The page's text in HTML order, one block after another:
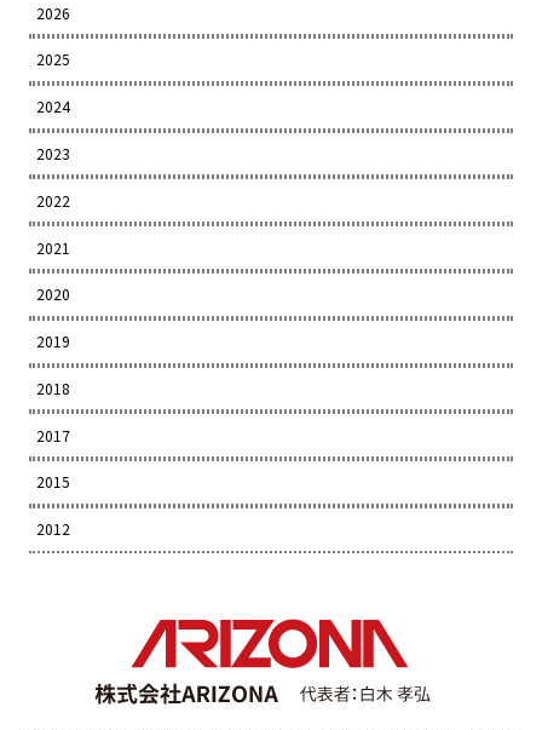
2026
2025
2024
2023
2022
2021
2020
2019
2018
2017
2015
2012